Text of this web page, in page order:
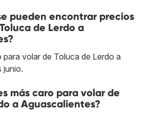
pueden encontrar precios
de Lerdo a
para volar de Toluca de Lerdo a
junio.
más caro para volar de
a Aguascalientes?